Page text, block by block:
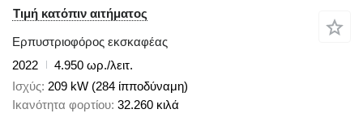
Τιμή κατόπιν αιτήματος
Ερπυστριοφόρος εκσκαφέας
2022
4.950 ωρ./λειτ.
Ισχύς 209 kW (284 ίπποδύναμη)
Ικανότητα φορτίου 32.260 κιλά